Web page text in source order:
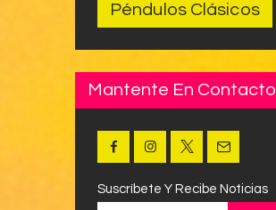
Péndulos Clásicos
Mantente En Contacto
Suscríbete Y Recibe Noticias